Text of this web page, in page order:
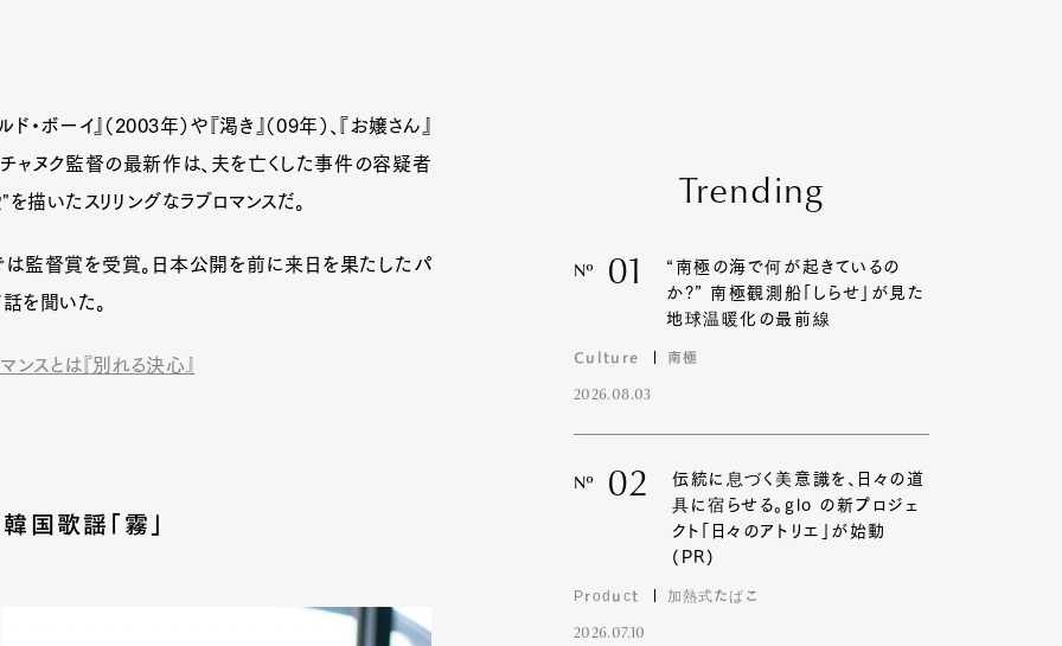
ボーイ』（2003年）や『渇き』（09年）、『お嬢さん』
ャヌク監督の最新作は、夫を亡くした事件の容疑者
いたスリリングなラブロマンスだ。
監督賞を受賞。日本公開を前に来日を果たしたパ
を聞いた。
スとは『別れる決心』
国歌謡「霧」
Trending
Nº 01
“南極の海で何が起きているの
か?” 南極観測船「しらせ」が見た
地球温暖化の最前線
Culture 南極
2026.08.03
Nº 02
伝統に息づく美意識を、日々の道
具に宿らせる。glo の新プロジェ
クト「日々のアトリエ」が始動
(PR)
Product 加熱式たばこ
2026.07.10